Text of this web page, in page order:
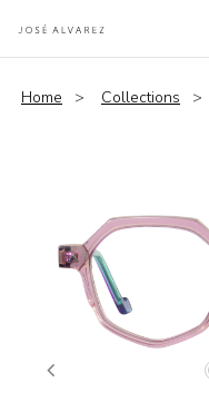
Home Collections
Previous